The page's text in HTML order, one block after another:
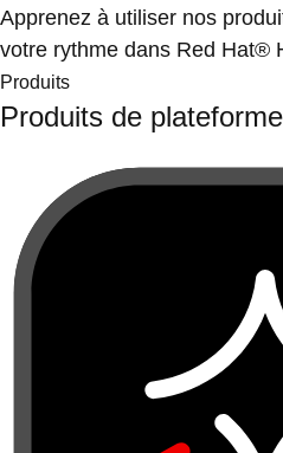
Apprenez à utiliser nos
votre rythme dans Red Hat®
Produits
Produits de plateforme